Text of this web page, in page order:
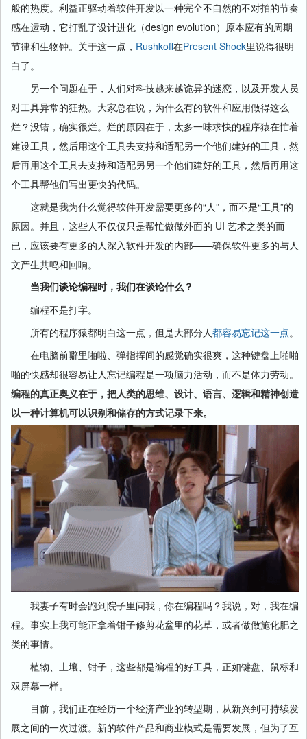
般的热度。利益正驱动着软件开发以一种完全不自然的不对拍的节奏
感在运动，它打乱了设计进化（design evolution）原本应有的周期
节律和生物钟。关于这一点， Rushkoff在Present Shock里说得很明
白了。
另一个问题在于，人们对科技越来越诡异的迷恋，以及开发人员
对工具异常的狂热。大家总在说，为什么有的软件和应用做得这么
烂？没错，确实很烂。烂的原因在于，太多一味求快的程序猿在忙着
建设工具，然后用这个工具去支持和适配另一个他们建好的工具，然
后再用这个工具去支持和适配另另一个他们建好的工具，然后再用这
个工具帮他们写出更快的代码。
这就是我为什么觉得软件开发需要更多的“人”，而不是“工具”的
原因。并且，这些人不仅仅只是帮忙做做外面的 UI 艺术之类的而
已，应该要有更多的人深入软件开发的内部——确保软件更多的与人
文产生共鸣和回响。
当我们谈论编程时，我们在谈论什么？
编程不是打字。
所有的程序猿都明白这一点，但是大部分人都容易忘记这一点。
在电脑前噼里啪啦、弹指挥间的感觉确实很爽，这种键盘上啪啪
啪的快感却很容易让人忘记编程是一项脑力活动，而不是体力劳动。
编程的真正奥义在于，把人类的思维、设计、语言、逻辑和精神创造
以一种计算机可以识别和储存的方式记录下来。
我妻子有时会跑到院子里问我，你在编程吗？我说，对，我在编
程。事实上我可能正拿着钳子修剪花盆里的花草，或者做做施化肥之
类的事情。
植物、土壤、钳子，这些都是编程的好工具，正如键盘、鼠标和
双屏幕一样。
目前，我们正在经历一个经济产业的转型期，从新兴到可持续发
展之间的一次过渡。新的软件产品和商业模式是需要发展，但为了互